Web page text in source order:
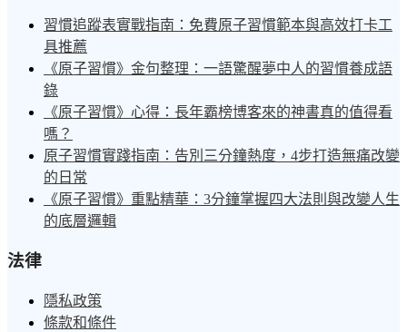
習慣追蹤表實戰指南：免費原子習慣範本與高效打卡工
具推薦
《原子習慣》金句整理：一語驚醒夢中人的習慣養成語
錄
《原子習慣》心得：長年霸榜博客來的神書真的值得看
嗎？
原子習慣實踐指南：告別三分鐘熱度，4步打造無痛改變
的日常
《原子習慣》重點精華：3分鐘掌握四大法則與改變人生
的底層邏輯
法律
隱私政策
條款和條件